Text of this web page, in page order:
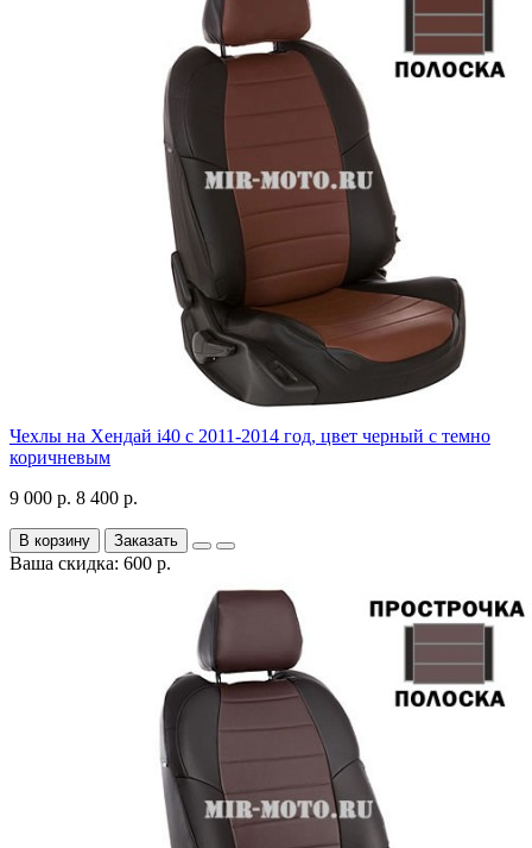
Чехлы на Хендай i40 с 2011-2014 год, цвет черный с темно
коричневым
9 000 р. 8 400 р.
В корзину Заказать
Ваша скидка: 600 р.